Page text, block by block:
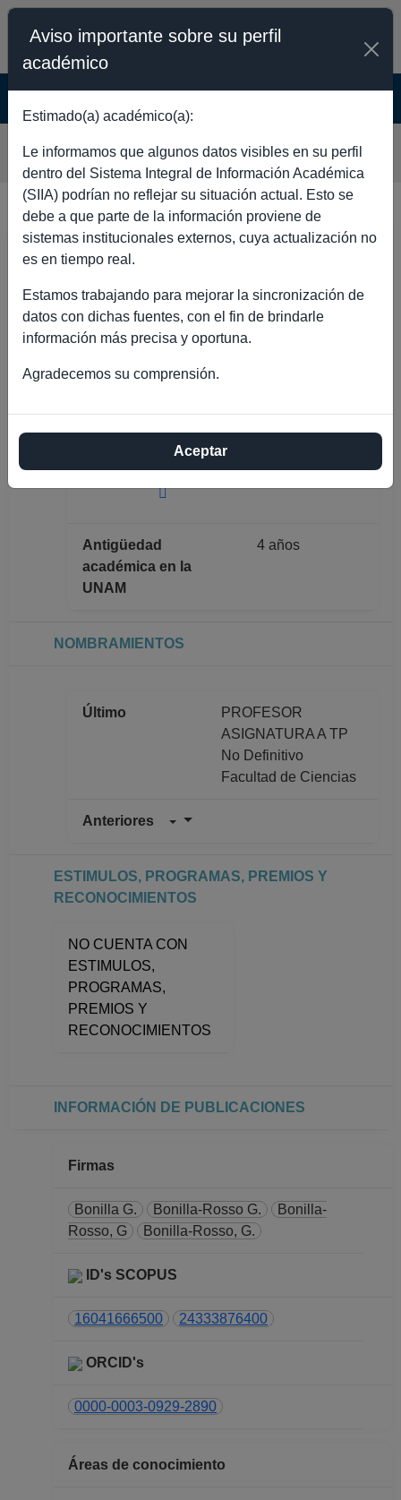
ACADÉMICA - PÚBLICO
GERMAN BONILLA ROSSO
Máximo nivel de
Antigüedad
académica en la
UNAM
4 años
NOMBRAMIENTOS
Último
PROFESOR
ASIGNATURA A TP
No Definitivo
Facultad de Ciencias
Anteriores
Facultad de Ciencias
ESTIMULOS, PROGRAMAS, PREMIOS Y
RECONOCIMIENTOS
NO CUENTA CON
ESTIMULOS,
PROGRAMAS,
PREMIOS Y
RECONOCIMIENTOS
INFORMACIÓN DE PUBLICACIONES
Firmas
Bonilla G. Bonilla-Rosso G.
Bonilla-
Rosso, G
Bonilla-Rosso, G.
ID's SCOPUS
16041666500 24333876400
ORCID's
0000-0003-0929-2890
Áreas de conocimiento
Aviso importante sobre su perfil
académico
Estimado(a) académico(a):
Le informamos que algunos datos visibles en su perfil
dentro del Sistema Integral de Información Académica
(SIIA) podrían no reflejar su situación actual. Esto se
debe a que parte de la información proviene de
sistemas institucionales externos, cuya actualización no
es en tiempo real.
Estamos trabajando para mejorar la sincronización de
datos con dichas fuentes, con el fin de brindarle
información más precisa y oportuna.
Agradecemos su comprensión.
Aceptar